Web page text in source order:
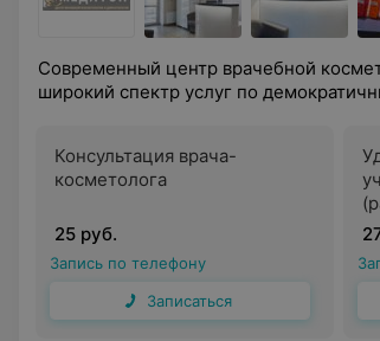
Современный центр врачебной
широкий спектр услуг по
Консультация врача-
косметолога
25 руб.
Запись по телефону
Записаться